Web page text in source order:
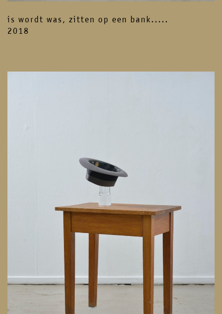
is wordt was, zitten op een bank.....
2018